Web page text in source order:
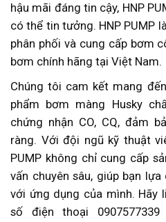
hậu mãi đáng tin cậy, HNP
có thể tin tưởng. HNP PUMP
phân phối và cung cấp bơm
bơm chính hãng tại Việt Nam.
Chúng tôi cam kết mang
phẩm bơm màng Husky
chứng nhận CO, CQ, đảm
ràng. Với đội ngũ kỹ thuật
PUMP không chỉ cung cấp
vấn chuyên sâu, giúp bạn
với ứng dụng của mình. Hãy
số điện thoại